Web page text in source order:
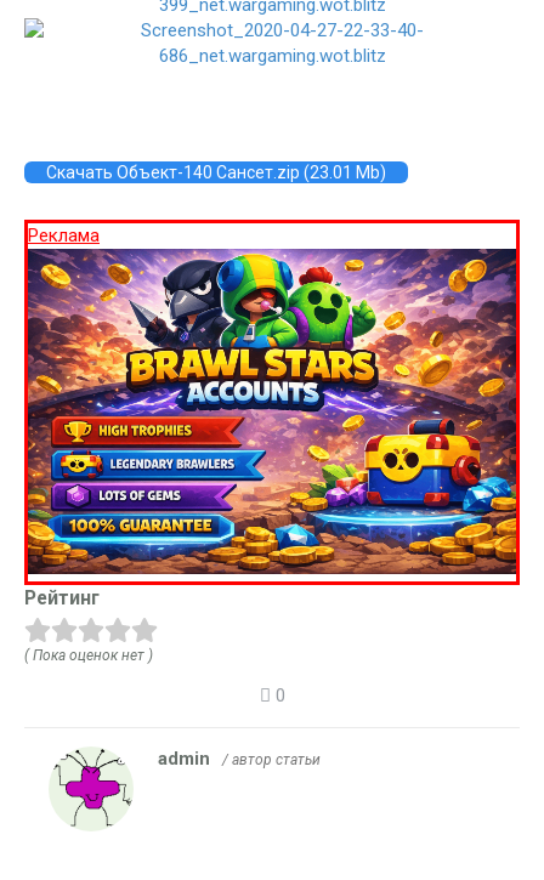
Скачать Объект-140 Сансет.zip (23.01 Mb)
Реклама
Рейтинг
( Пока оценок нет )
0
admin / автор статьи